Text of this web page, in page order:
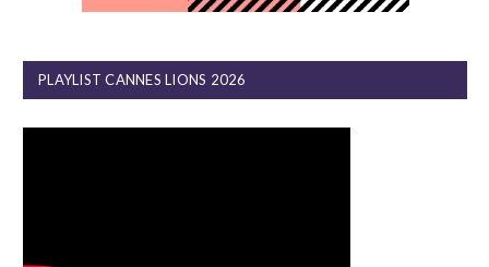
PLAYLIST CANNES LIONS 2026